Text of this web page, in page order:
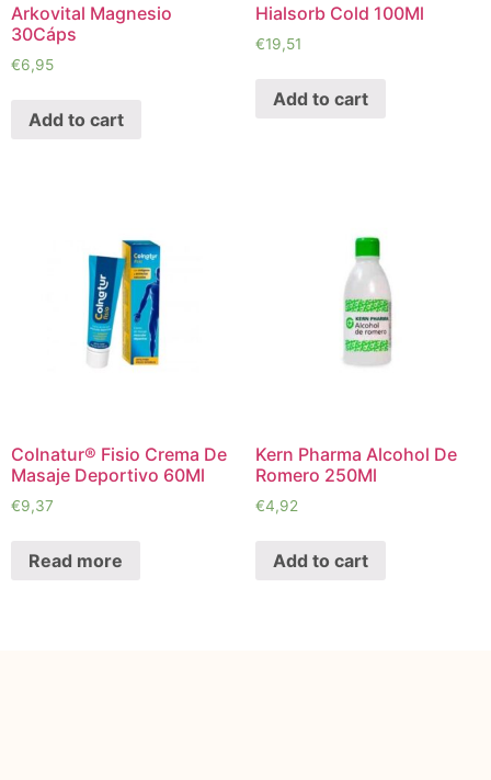
Arkovital Magnesio
30Cáps
€6,95
Add to cart
Hialsorb Cold 100Ml
€19,51
Add to cart
Colnatur® Fisio Crema De
Masaje Deportivo 60Ml
€9,37
Read more
Kern Pharma Alcohol De
Romero 250Ml
€4,92
Add to cart